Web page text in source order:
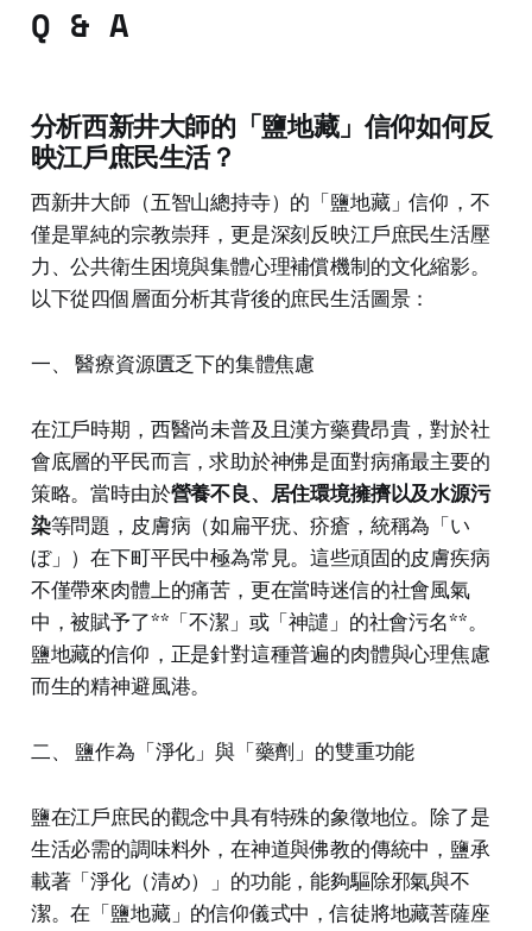
Q & A
分析西新井大師的「鹽地藏」信仰如何反
映江戶庶民生活？
西新井大師（五智山總持寺）的「鹽地藏」信仰，不
僅是單純的宗教崇拜，更是深刻反映江戶庶民生活壓
力、公共衛生困境與集體心理補償機制的文化縮影。
以下從四個層面分析其背後的庶民生活圖景：
一、 醫療資源匱乏下的集體焦慮
在江戶時期，西醫尚未普及且漢方藥費昂貴，對於社
會底層的平民而言，求助於神佛是面對病痛最主要的
策略。當時由於營養不良、居住環境擁擠以及水源污
染等問題，皮膚病（如扁平疣、疥瘡，統稱為「い
ぼ」）在下町平民中極為常見。這些頑固的皮膚疾病
不僅帶來肉體上的痛苦，更在當時迷信的社會風氣
中，被賦予了**「不潔」或「神譴」的社會污名**。
鹽地藏的信仰，正是針對這種普遍的肉體與心理焦慮
而生的精神避風港。
二、 鹽作為「淨化」與「藥劑」的雙重功能
鹽在江戶庶民的觀念中具有特殊的象徵地位。除了是
生活必需的調味料外，在神道與佛教的傳統中，鹽承
載著「淨化（清め）」的功能，能夠驅除邪氣與不
潔。在「鹽地藏」的信仰儀式中，信徒將地藏菩薩座